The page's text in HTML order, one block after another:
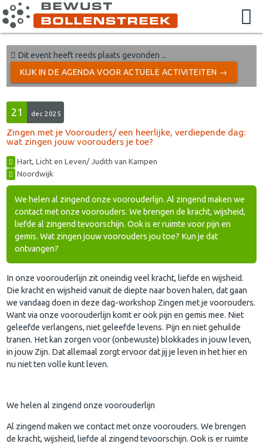
Dit event heeft reeds plaats gevonden ...
KIJK IN DE AGENDA VOOR ACTUELE ACTIVITEITEN →
21 dec 2025
Zingen met je Voorouders/ een heerlijke, verdiepende dag:
wat zingen jouw voorouders je toe?
Hart, Licht en Leven/ Judith van Kampen
Noordwijk
We helen al zingend onze voorouderlijn. Al zingend maken we
contact met onze voorouders. We brengen de kracht, wijsheid,
liefde al zingend tevoorschijn. Ook is er ruimte voor pijn en
gemis. Wat zingen jouw voorouders jou toe? Kun je dat
ontvangen?
In onze voorouderlijn zit oneindig veel kracht, liefde en wijsheid.
Die kracht en wijsheid vanuit de diepte naar boven halen, dat gaan
we vandaag doen in deze dag-workshop Zingen met je voorouders.
Want via onze voorouderlijn komt er ook pijn en gemis mee. Niet
geleefde verlangens, niet geleefde levens. Pijn en niet gehuilde
tranen. Het kan zorgen voor (onbewuste) blokkades in jouw leven,
in jouw Zijn. Dat allemaal zorgt ervoor dat jij je leven in het hier en
nu niet ten volle kunt leven.
We helen al zingend onze voorouderlijn
Al zingend maken we contact met onze voorouders. We brengen
de kracht, wijsheid, liefde al zingend tevoorschijn. Ook is er ruimte